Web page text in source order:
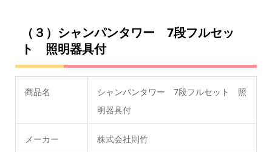
（３）シャンパンタワー 7段フルセッ
ト 照明器具付
商品名
シャンパンタワー 7段フルセット 照
明器具付
メーカー 株式会社則竹